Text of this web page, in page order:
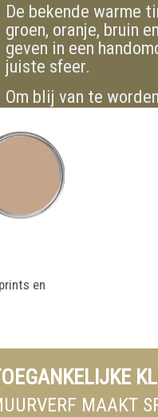
De bekende warme
groen, oranje, bruin
geven in een
juiste sfeer.
Om blij van te
en
MAAKT